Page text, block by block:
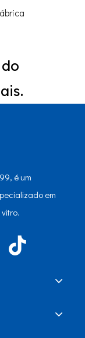
é um
em